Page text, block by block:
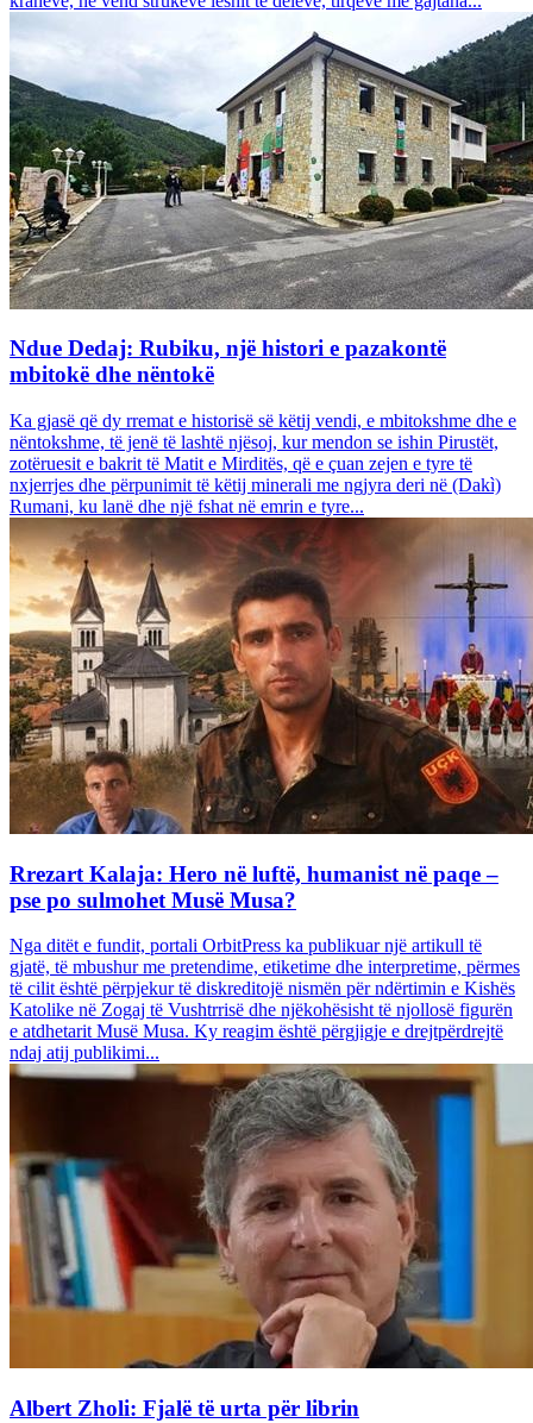
Ndue Dedaj: Rubiku, një histori e pazakontë
mbitokë dhe nëntokë
Ka gjasë që dy rremat e historisë së këtij vendi, e mbitokshme dhe e
nëntokshme, të jenë të lashtë njësoj, kur mendon se ishin Pirustët,
zotëruesit e bakrit të Matit e Mirditës, që e çuan zejen e tyre të
nxjerrjes dhe përpunimit të këtij minerali me ngjyra deri në (Dakì)
Rumani, ku lanë dhe një fshat në emrin e tyre...
Rrezart Kalaja: Hero në luftë, humanist në paqe –
pse po sulmohet Musë Musa?
Nga ditët e fundit, portali OrbitPress ka publikuar një artikull të
gjatë, të mbushur me pretendime, etiketime dhe interpretime, përmes
të cilit është përpjekur të diskreditojë nismën për ndërtimin e Kishës
Katolike në Zogaj të Vushtrrisë dhe njëkohësisht të njollosë figurën
e atdhetarit Musë Musa. Ky reagim është përgjigje e drejtpërdrejtë
ndaj atij publikimi...
Albert Zholi: Fjalë të urta për librin